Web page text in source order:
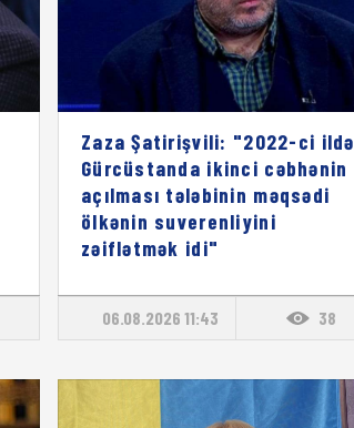
Zaza Şatirişvili: "2022-ci ildə
Gürcüstanda ikinci cəbhənin
açılması tələbinin məqsədi
ölkənin suverenliyini
zəiflətmək idi"
06.08.2026 11:43 38